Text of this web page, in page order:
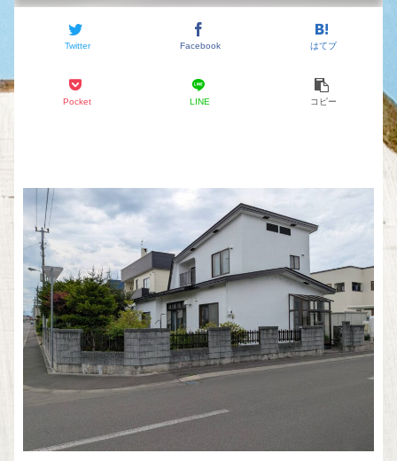
Twitter Facebook はてブ
Pocket LINE コピー